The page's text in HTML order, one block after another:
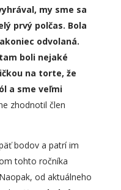
my sme sa
prvý polčas. Bola
odvolaná.
boli nejaké
na torte, že
a sme veľmi
zhodnotil člen
bodov a patrí im
tohto ročníka
od aktuálneho